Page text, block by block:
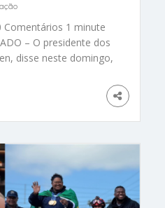
Comentários 1 minute
– O presidente dos
disse neste domingo,
que ele descreveu
para o futuro dos
primeira entrevista